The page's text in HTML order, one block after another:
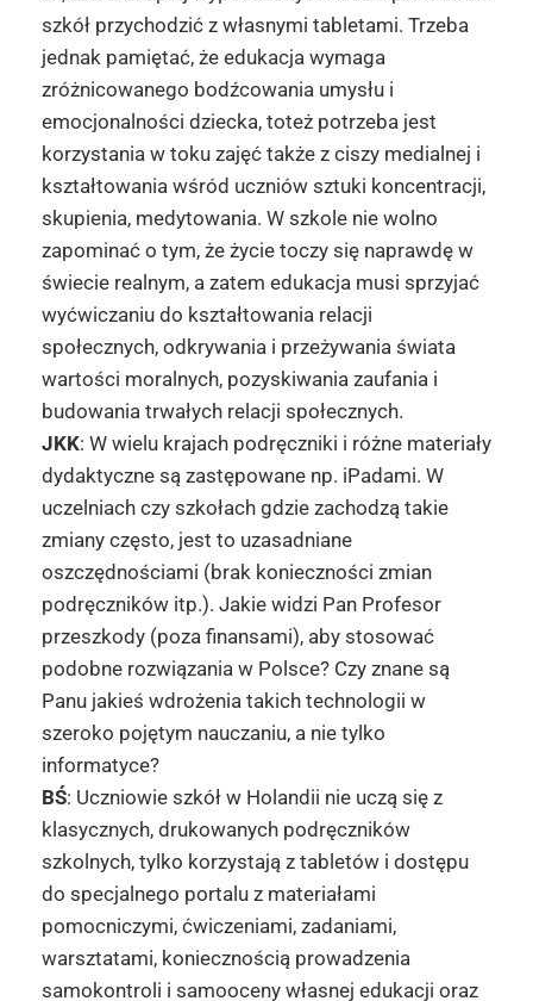
szkół przychodzić z własnymi tabletami. Trzeba
jednak pamiętać, że edukacja wymaga
zróżnicowanego bodźcowania umysłu i
emocjonalności dziecka, toteż potrzeba jest
korzystania w toku zajęć także z ciszy medialnej i
kształtowania wśród uczniów sztuki koncentracji,
skupienia, medytowania. W szkole nie wolno
zapominać o tym, że życie toczy się naprawdę w
świecie realnym, a zatem edukacja musi sprzyjać
wyćwiczaniu do kształtowania relacji
społecznych, odkrywania i przeżywania świata
wartości moralnych, pozyskiwania zaufania i
budowania trwałych relacji społecznych.
JKK: W wielu krajach podręczniki i różne materiały
dydaktyczne są zastępowane np. iPadami. W
uczelniach czy szkołach gdzie zachodzą takie
zmiany często, jest to uzasadniane
oszczędnościami (brak konieczności zmian
podręczników itp.). Jakie widzi Pan Profesor
przeszkody (poza finansami), aby stosować
podobne rozwiązania w Polsce? Czy znane są
Panu jakieś wdrożenia takich technologii w
szeroko pojętym nauczaniu, a nie tylko
informatyce?
BŚ: Uczniowie szkół w Holandii nie uczą się z
klasycznych, drukowanych podręczników
szkolnych, tylko korzystają z tabletów i dostępu
do specjalnego portalu z materiałami
pomocniczymi, ćwiczeniami, zadaniami,
warsztatami, koniecznością prowadzenia
samokontroli i samooceny własnej edukacji oraz